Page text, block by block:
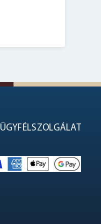
ÜGYFÉLSZOLGÁLAT